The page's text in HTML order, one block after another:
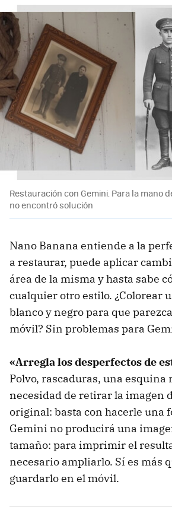
Restauración con Gemini. Para la mano
no encontró solución
Nano Banana entiende a la
a restaurar, puede aplicar
área de la misma y hasta sabe
cualquier otro estilo. ¿Colorear
blanco y negro para que
móvil? Sin problemas para
«Arregla los desperfectos de
Polvo, rascaduras, una esquina
necesidad de retirar la imagen
original: basta con hacerle una
Gemini no producirá una
tamaño: para imprimir el
necesario ampliarlo. Sí es más
guardarlo en el móvil.